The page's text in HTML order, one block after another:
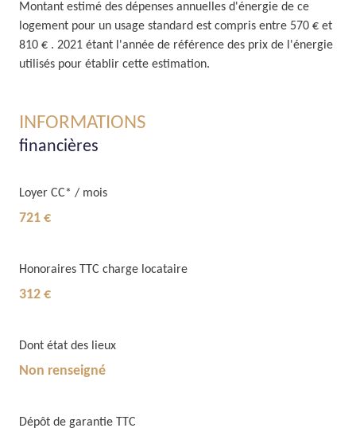
Montant estimé des dépenses annuelles d'énergie de ce
logement pour un usage standard est compris entre 570 € et
810 € . 2021 étant l'année de référence des prix de l'énergie
utilisés pour établir cette estimation.
INFORMATIONS
financières
Loyer CC* / mois
721 €
Honoraires TTC charge locataire
312 €
Dont état des lieux
Non renseigné
Dépôt de garantie TTC